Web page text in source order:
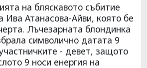
на бляскавото събитие
Ива Атанасова-Айви, която бе
Лъчезарната блондинка
символично датата 9
- девет, защото
9 носи енергия на